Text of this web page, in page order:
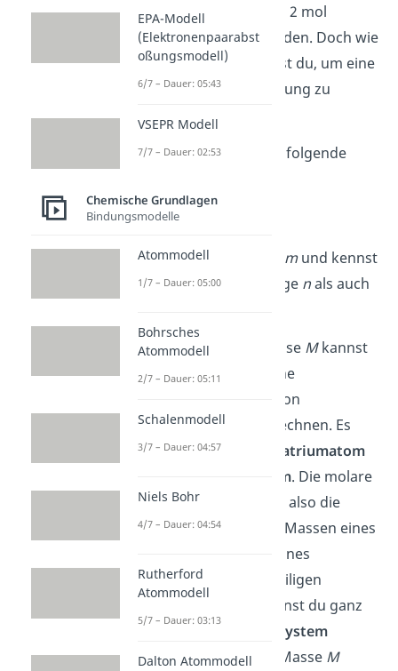
dem sich Wasser und 2 mol
Natriumchlorid befinden. Doch wie
vielKochsalz brauchst du, um eine
2 molare Kochsalzlösung zu
erzeugen?
Dafür benutzt du die folgende
Du suchst die mund kennst
sowohl die Stoffmenge nals auch
Denn die molare Masse Mkannst
du über die chemische
Zusammensetzung von
Natriumchlorid ausrechnen. Es
besteht aus einem
Natriumatom
Chloratom. Die molare
MasseM
von NaCl ist also die
Summe der molaren Massen eines
Natriumatoms und eines
Chloratoms. Die jeweiligen
molaren Massen kannst du ganz
einfach imPeriodensystem
ablesen. Die molare Masse M
EPA-Modell
(Elektronenpaarabst
oßungsmodell)
6/7 – Dauer: 05:43
VSEPR Modell
7/7 – Dauer: 02:53
Chemische Grundlagen
Bindungsmodelle
Atommodell
1/7 – Dauer: 05:00
Bohrsches
Atommodell
2/7 – Dauer: 05:11
Schalenmodell
3/7 – Dauer: 04:57
Niels Bohr
4/7 – Dauer: 04:54
Rutherford
Atommodell
5/7 – Dauer: 03:13
Dalton Atommodell